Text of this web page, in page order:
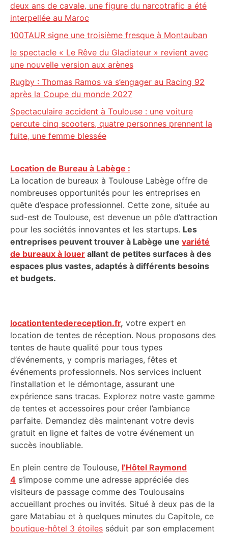
deux ans de cavale, une figure du narcotrafic a été
interpellée au Maroc
100TAUR signe une troisième fresque à Montauban
le spectacle « Le Rêve du Gladiateur » revient avec
une nouvelle version aux arènes
Rugby : Thomas Ramos va s’engager au Racing 92
après la Coupe du monde 2027
Spectaculaire accident à Toulouse : une voiture
percute cinq scooters, quatre personnes prennent la
fuite, une femme blessée
Location de Bureau à Labège :
La location de bureaux à Toulouse Labège offre de
nombreuses opportunités pour les entreprises en
quête d’espace professionnel. Cette zone, située au
sud-est de Toulouse, est devenue un pôle d’attraction
pour les sociétés innovantes et les startups. Les
entreprises peuvent trouver à Labège une variété
de bureaux à louer allant de petites surfaces à des
espaces plus vastes, adaptés à différents besoins
et budgets.
locationtentedereception.fr, votre expert en
location de tentes de réception. Nous proposons des
tentes de haute qualité pour tous types
d’événements, y compris mariages, fêtes et
événements professionnels. Nos services incluent
l’installation et le démontage, assurant une
expérience sans tracas. Explorez notre vaste gamme
de tentes et accessoires pour créer l’ambiance
parfaite. Demandez dès maintenant votre devis
gratuit en ligne et faites de votre événement un
succès inoubliable.
En plein centre de Toulouse, l’Hôtel Raymond
4 s’impose comme une adresse appréciée des
visiteurs de passage comme des Toulousains
accueillant proches ou invités. Situé à deux pas de la
gare Matabiau et à quelques minutes du Capitole, ce
boutique-hôtel 3 étoiles séduit par son emplacement